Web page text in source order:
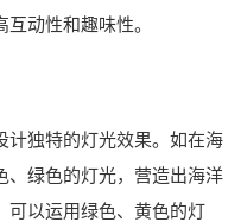
动性和趣味性。
计独特的灯光效果。如在海
、绿色的灯光，营造出海洋
可以运用绿色、黄色的灯